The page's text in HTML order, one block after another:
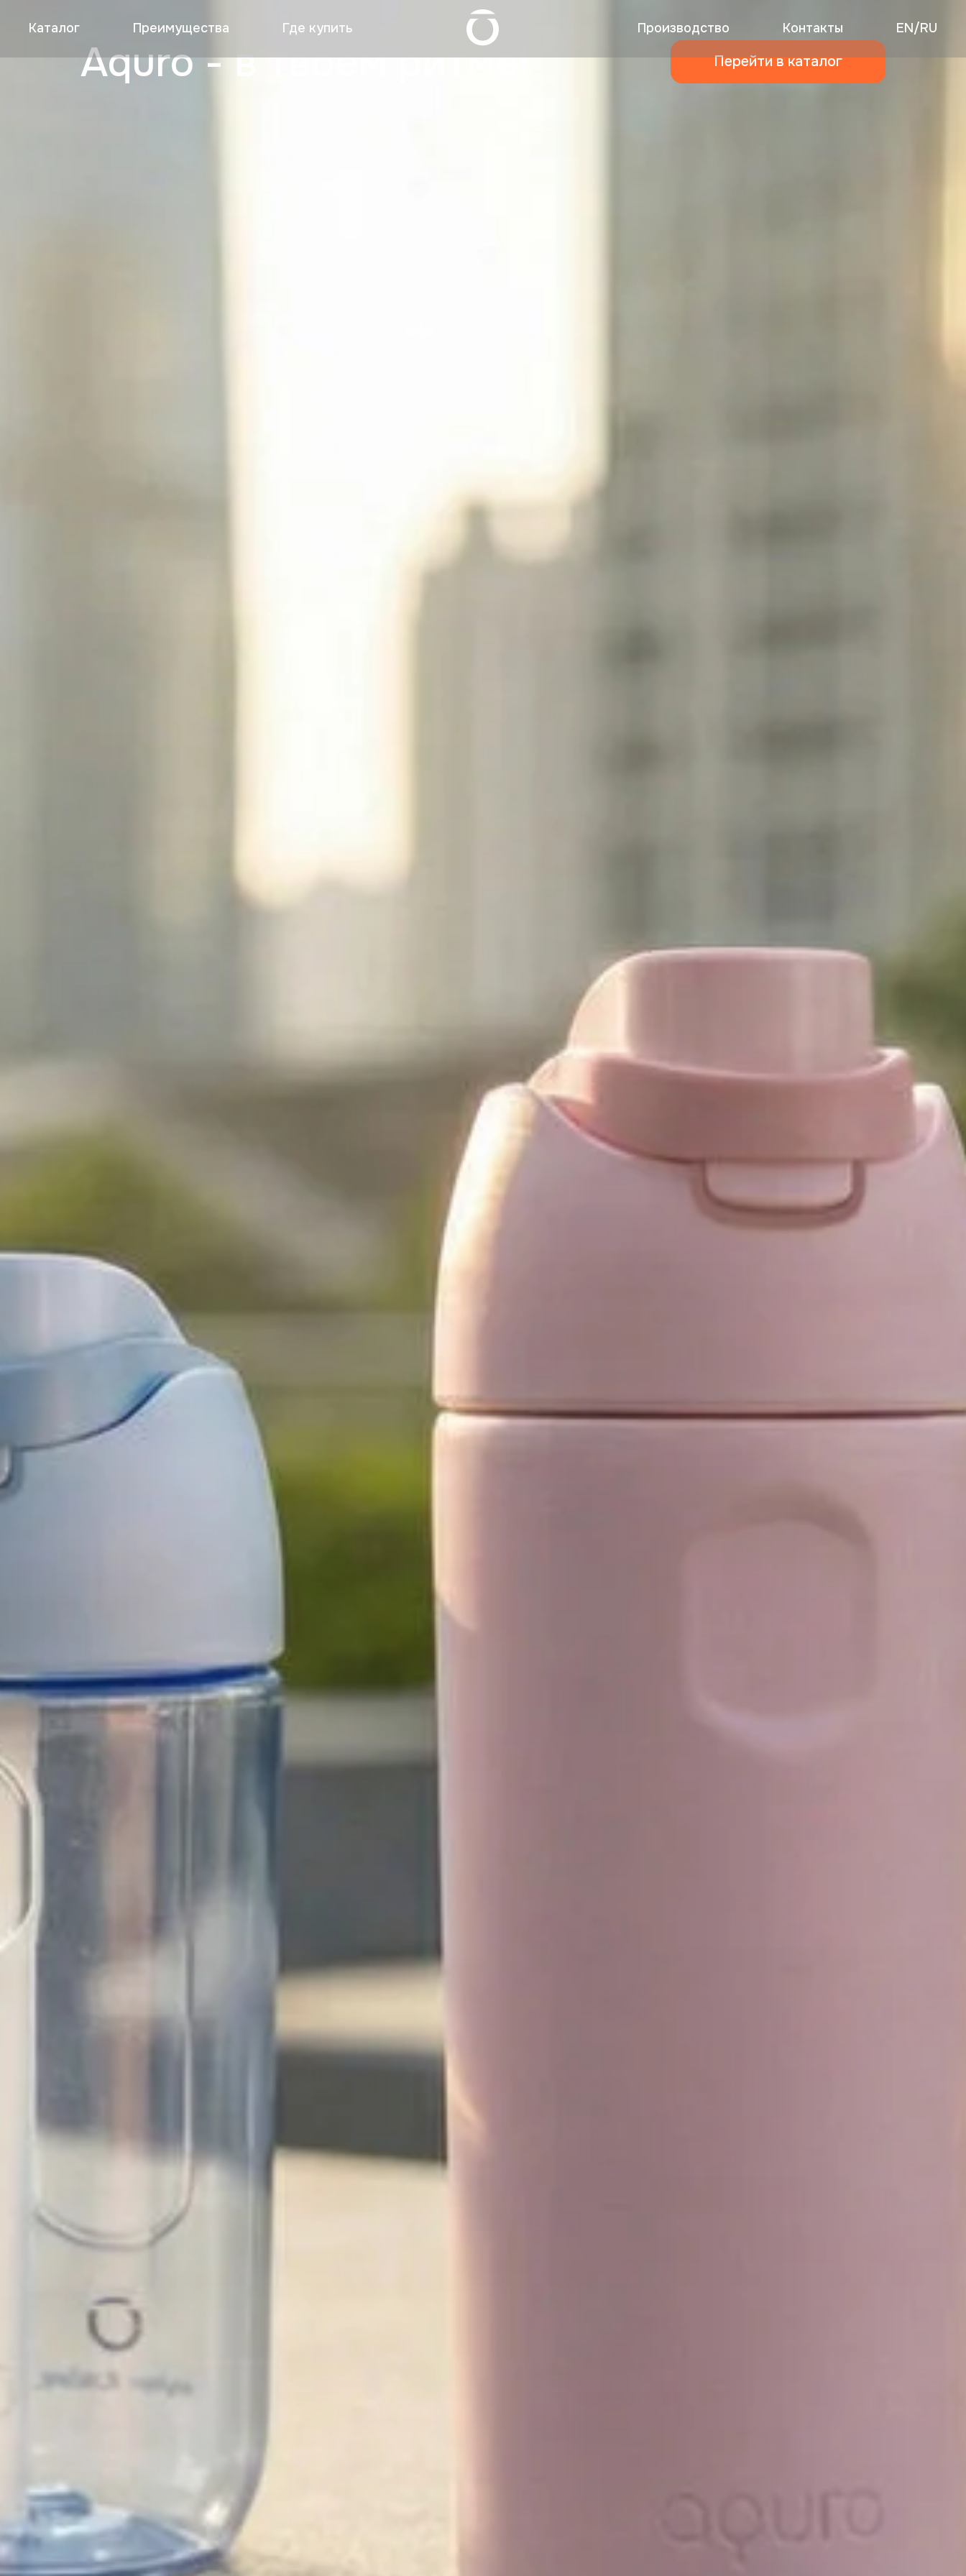
Каталог Преимущества Где купить Производство Контакты EN/RU
Aquro - в твоем ритме! Перейти в каталог